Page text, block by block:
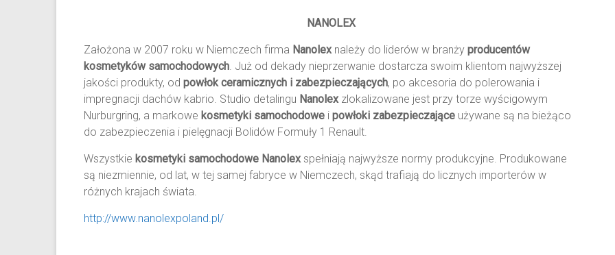
NANOLEX
Założona w 2007 roku w Niemczech firma Nanolexnależy do liderów w branży producentów
kosmetyków samochodowych. Już od dekady nieprzerwanie dostarcza swoim klientom najwyższej
jakości produkty, od powłok ceramicznych i zabezpieczających, po akcesoria do polerowania i
impregnacji dachów kabrio. Studio detalingu Nanolexzlokalizowane jest przy torze wyścigowym
Nurburgring, a markowe kosmetyki samochodowe i powłoki zabezpieczające używane są na bieżąco
do zabezpieczenia i pielęgnacji Bolidów Formuły 1 Renault.
Wszystkie kosmetyki samochodowe Nanolexspełniają najwyższe normy produkcyjne. Produkowane
są niezmiennie, od lat, w tej samej fabryce w Niemczech, skąd trafiają do licznych importerów w
różnych krajach świata.
http://www.nanolexpoland.pl/